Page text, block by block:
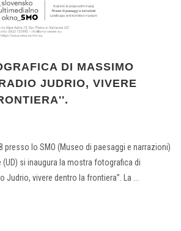
DI MASSIMO
JUDRIO, VIVERE
presso lo SMO (Museo di paesaggi e narrazioni)
si inaugura la mostra fotografica di
Judrio, vivere dentro la frontiera”. La ...